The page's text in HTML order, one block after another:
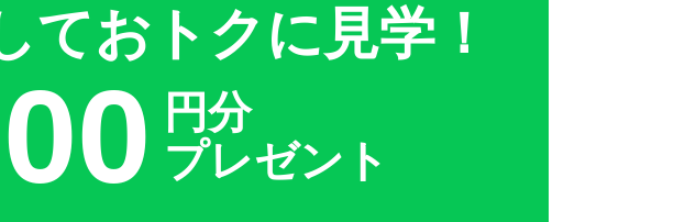
ておトクに見学！
円分
プレゼント